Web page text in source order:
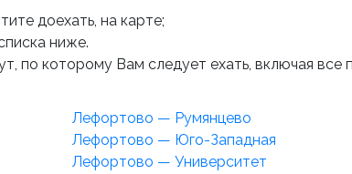
доехать, на карте;
ниже.
по которому Вам следует ехать, включая все
Лефортово — Румянцево
Лефортово — Юго-Западная
Лефортово — Университет